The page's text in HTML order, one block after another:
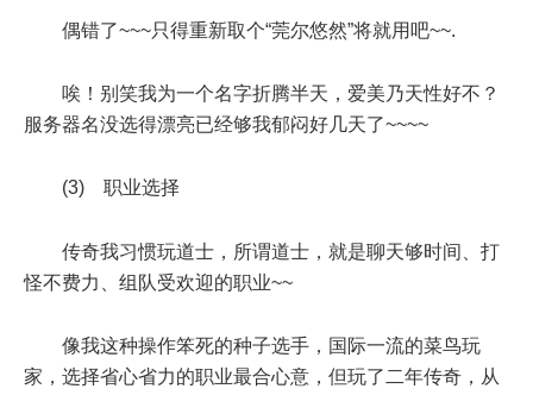
偶错了~~~只得重新取个“莞尔悠然”将就用吧~~.
唉！别笑我为一个名字折腾半天，爱美乃天性好不？
服务器名没选得漂亮已经够我郁闷好几天了~~~~
(3) 职业选择
传奇我习惯玩道士，所谓道士，就是聊天够时间、打
怪不费力、组队受欢迎的职业~~
像我这种操作笨死的种子选手，国际一流的菜鸟玩
家，选择省心省力的职业最合心意，但玩了二年传奇，从